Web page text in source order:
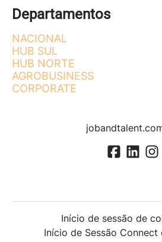
Departamentos
NACIONAL
HUB SUL
HUB NORTE
AGROBUSINESS
CORPORATE
Início de sessão de
Início de Sessão